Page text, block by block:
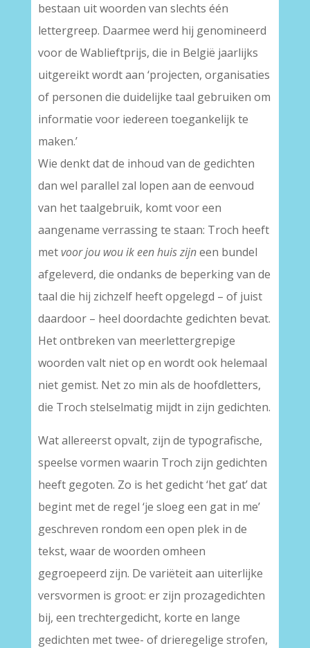
bestaan uit woorden van slechts één
lettergreep. Daarmee werd hij genomineerd
voor de Wablieftprijs, die in België jaarlijks
uitgereikt wordt aan ‘projecten, organisaties
of personen die duidelijke taal gebruiken om
informatie voor iedereen toegankelijk te
maken.’
Wie denkt dat de inhoud van de gedichten
dan wel parallel zal lopen aan de eenvoud
van het taalgebruik, komt voor een
aangename verrassing te staan: Troch heeft
metvoor jou wou ik een huis zijneen bundel
afgeleverd, die ondanks de beperking van de
taal die hij zichzelf heeft opgelegd – of juist
daardoor – heel doordachte gedichten bevat.
Het ontbreken van meerlettergrepige
woorden valt niet op en wordt ook helemaal
niet gemist. Net zo min als de hoofdletters,
die Troch stelselmatig mijdt in zijn gedichten.
Wat allereerst opvalt, zijn de typografische,
speelse vormen waarin Troch zijn gedichten
heeft gegoten. Zo is het gedicht ‘het gat’ dat
begint met de regel ‘je sloeg een gat in me’
geschreven rondom een open plek in de
tekst, waar de woorden omheen
gegroepeerd zijn. De variëteit aan uiterlijke
versvormen is groot: er zijn prozagedichten
bij, een trechtergedicht, korte en lange
gedichten met twee- of drieregelige strofen,